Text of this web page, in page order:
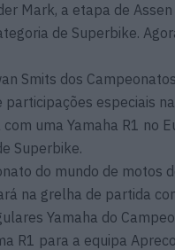
Mark, a etapa de
de Superbike.
Smits dos
especiais
uma Yamaha R1 no
Superbike.
do mundo de motos
na grelha de partida
Yamaha do
R1 para a equipa